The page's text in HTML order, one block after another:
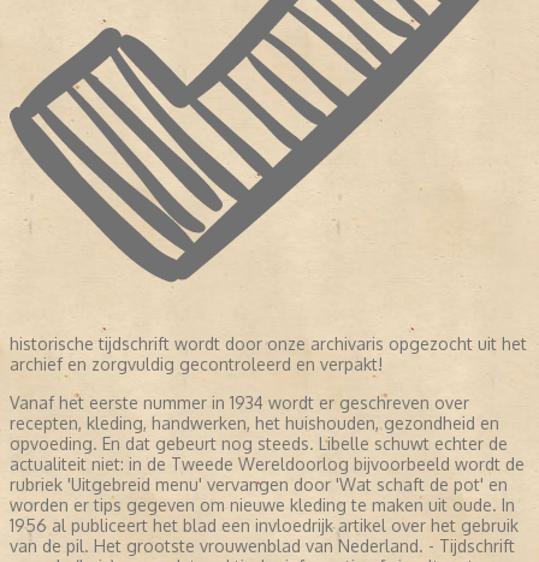
historische tijdschrift wordt door onze archivaris opgezocht uit het
archief en zorgvuldig gecontroleerd en verpakt!
Vanaf het eerste nummer in 1934 wordt er geschreven over
recepten, kleding, handwerken, het huishouden, gezondheid en
opvoeding. En dat gebeurt nog steeds. Libelle schuwt echter de
actualiteit niet: in de Tweede Wereldoorlog bijvoorbeeld wordt de
rubriek 'Uitgebreid menu' vervangen door 'Wat schaft de pot' en
worden er tips gegeven om nieuwe kleding te maken uit oude. In
1956 al publiceert het blad een invloedrijk artikel over het gebruik
van de pil. Het grootste vrouwenblad van Nederland. - Tijdschrift